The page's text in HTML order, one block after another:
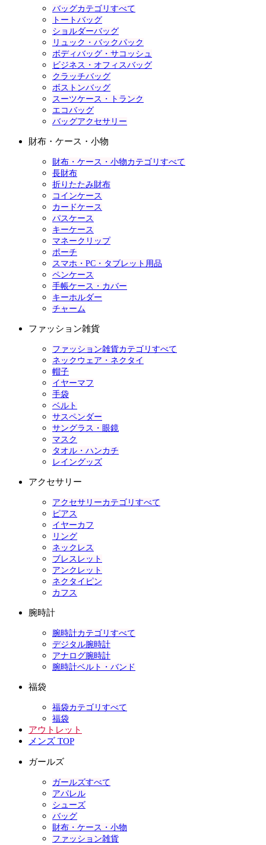
バッグカテゴリすべて
トートバッグ
ショルダーバッグ
リュック・バックパック
ボディバッグ・サコッシュ
ビジネス・オフィスバッグ
クラッチバッグ
ボストンバッグ
スーツケース・トランク
エコバッグ
バッグアクセサリー
財布・ケース・小物
財布・ケース・小物カテゴリすべて
長財布
折りたたみ財布
コインケース
カードケース
パスケース
キーケース
マネークリップ
ポーチ
スマホ・PC・タブレット用品
ペンケース
手帳ケース・カバー
キーホルダー
チャーム
ファッション雑貨
ファッション雑貨カテゴリすべて
ネックウェア・ネクタイ
帽子
イヤーマフ
手袋
ベルト
サスペンダー
サングラス・眼鏡
マスク
タオル・ハンカチ
レイングッズ
アクセサリー
アクセサリーカテゴリすべて
ピアス
イヤーカフ
リング
ネックレス
ブレスレット
アンクレット
ネクタイピン
カフス
腕時計
腕時計カテゴリすべて
デジタル腕時計
アナログ腕時計
腕時計ベルト・バンド
福袋
福袋カテゴリすべて
福袋
アウトレット
メンズ TOP
ガールズ
ガールズすべて
アパレル
シューズ
バッグ
財布・ケース・小物
ファッション雑貨